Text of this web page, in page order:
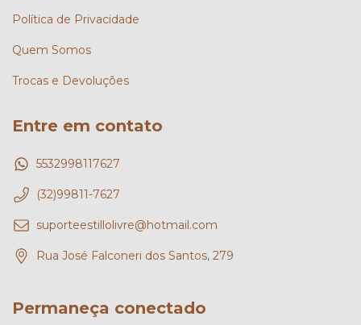
Política de Privacidade
Quem Somos
Trocas e Devoluções
Entre em contato
5532998117627
(32)99811-7627
suporteestillolivre@hotmail.com
Rua José Falconeri dos Santos, 279
Permaneça conectado